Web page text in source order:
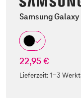
Samsung
22,95 €
Lieferzeit:1-3